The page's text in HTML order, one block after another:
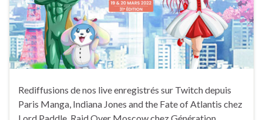
Rediffusions de nos live enregistrés sur Twitch depuis
Paris Manga, Indiana Jones and the Fate of Atlantis chez